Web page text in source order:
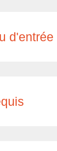
d'entrée